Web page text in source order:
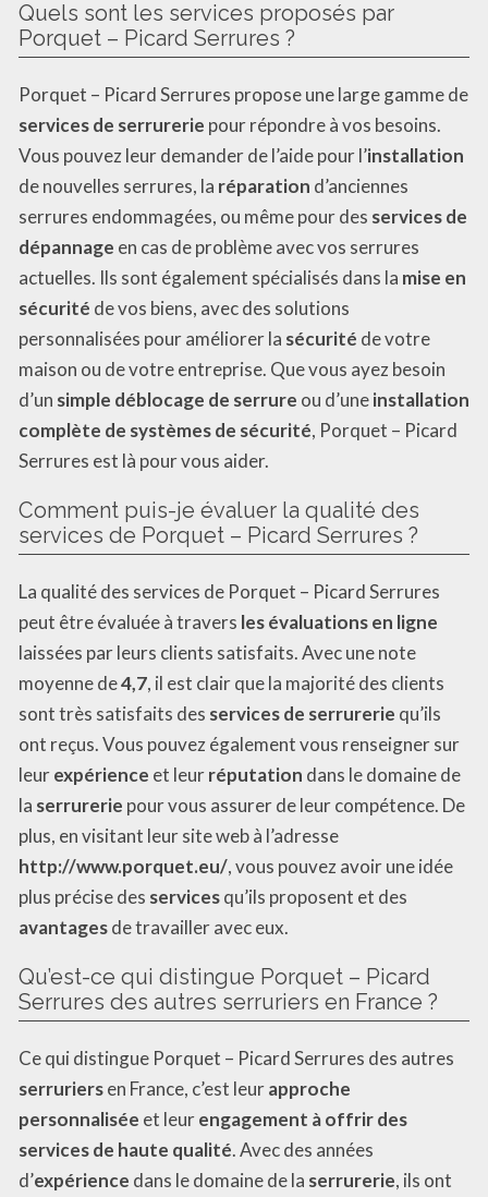
Quels sont les services proposés par
Porquet – Picard Serrures ?
Porquet – Picard Serrures propose une large gamme de
services de serrurerie pour répondre à vos besoins.
Vous pouvez leur demander de l’aide pour l’installation
de nouvelles serrures, la réparation d’anciennes
serrures endommagées, ou même pour des services de
dépannage en cas de problème avec vos serrures
actuelles. Ils sont également spécialisés dans la mise en
sécurité de vos biens, avec des solutions
personnalisées pour améliorer la sécurité de votre
maison ou de votre entreprise. Que vous ayez besoin
d’un simple déblocage de serrure ou d’uneinstallation
complète de systèmes de sécurité, Porquet – Picard
Serrures est là pour vous aider.
Comment puis-je évaluer la qualité des
services de Porquet – Picard Serrures ?
La qualité des services de Porquet – Picard Serrures
peut être évaluée à travers les évaluations en ligne
laissées par leurs clients satisfaits. Avec une note
moyenne de4,7, il est clair que la majorité des clients
sont très satisfaits des services de serrurerie qu’ils
ont reçus. Vous pouvez également vous renseigner sur
leurexpérience et leurréputation dans le domaine de
la serrurerie pour vous assurer de leur compétence. De
plus, en visitant leur site web à l’adresse
http://www.porquet.eu/, vous pouvez avoir une idée
plus précise des servicesqu’ils proposent et des
avantagesde travailler avec eux.
Qu’est-ce qui distingue Porquet – Picard
Serrures des autres serruriers en France ?
Ce qui distingue Porquet – Picard Serrures des autres
serruriersen France, c’est leurapproche
personnalisée et leurengagement à offrir des
services de haute qualité. Avec des années
d’expérience dans le domaine de la serrurerie, ils ont